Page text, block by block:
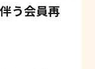
う会員再